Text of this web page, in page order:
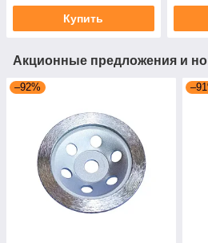
Купить
Акционные предложения и
–92%